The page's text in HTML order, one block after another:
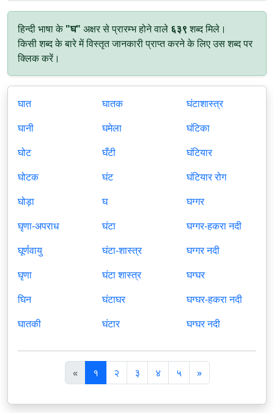
हिन्दी भाषा के "घ" अक्षर से प्रारम्भ होने वाले ६३९शब्द मिले।
किसी शब्द के बारे में विस्तृत जानकारी प्राप्त करने के लिए उस शब्द पर
क्लिक करें।
घात
घानी
घोट
घोटक
घोड़ा
घृणा-अपराध
घूर्णवायु
घृणा
घिन
घातकी
घातक
घमेला
घँटी
घंट
घ
घंटा
घंटा-शास्त्र
घंटा शास्त्र
घंटाघर
घंटार
घंटाशास्त्र
घंटिका
घंटियार
घंटियार रोग
घग्गर
घग्गर-हकरा नदी
घग्गर नदी
घग्घर
घग्घर-हकरा नदी
घग्घर नदी
«पि
छ
ला
१ २ ३ ४ ५ »अ
ग
ला